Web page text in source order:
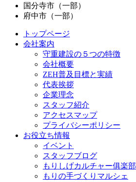
国分寺市（一部）
府中市（一部）
トップページ
会社案内
守重建設の５つの特徴
会社概要
ZEH普及目標と実績
代表挨拶
企業理念
スタッフ紹介
アクセスマップ
プライバシーポリシー
お役立ち情報
イベント
スタッフブログ
もりしげカルチャー俱楽部
もりの手づくりマルシェ